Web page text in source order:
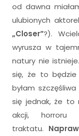
od dawna
ulubionych
„Closer”?).
wyrusza w
natury nie
się, że to
byłam
się jednak, że to
akcji, horroru
traktatu.